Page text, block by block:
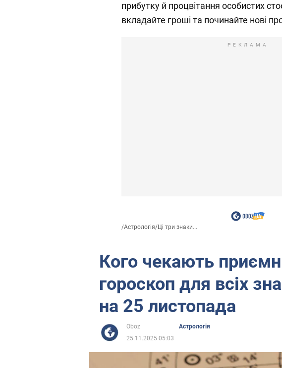
прибутку й процвітання особистих
вкладайте гроші та починайте нові
РЕКЛАМА
/Астрологія/Ці три знаки...
Кого чекають
гороскоп для всіх
на 25 листопада
Oboz
Астрологія
25.11.2025 05:03